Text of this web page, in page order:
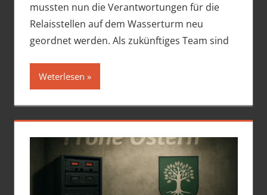
mussten nun die Verantwortungen für die
Relaisstellen auf dem Wasserturm neu
geordnet werden. Als zukünftiges Team sind
Weterlesen